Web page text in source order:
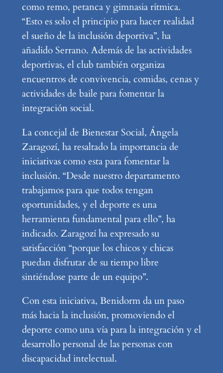
como remo, petanca y gimnasia rítmica.
“Esto es solo el principio para hacer realidad
el sueño de la inclusión deportiva”, ha
añadido Serrano. Además de las actividades
deportivas, el club también organiza
encuentros de convivencia, comidas, cenas y
actividades de baile para fomentar la
integración social.
La concejal de Bienestar Social, Ángela
Zaragozí, ha resaltado la importancia de
iniciativas como esta para fomentar la
inclusión. “Desde nuestro departamento
trabajamos para que todos tengan
oportunidades, y el deporte es una
herramienta fundamental para ello”, ha
indicado. Zaragozí ha expresado su
satisfacción “porque los chicos y chicas
puedan disfrutar de su tiempo libre
sintiéndose parte de un equipo”.
Con esta iniciativa, Benidorm da un paso
más hacia la inclusión, promoviendo el
deporte como una vía para la integración y el
desarrollo personal de las personas con
discapacidad intelectual.